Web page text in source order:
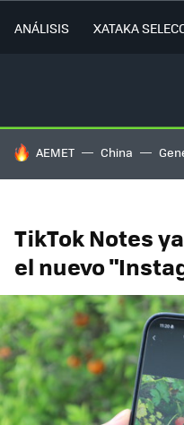
ANÁLISIS XATAKA
HOY SE HABLA DE
AEMET China
TikTok Notes
el nuevo